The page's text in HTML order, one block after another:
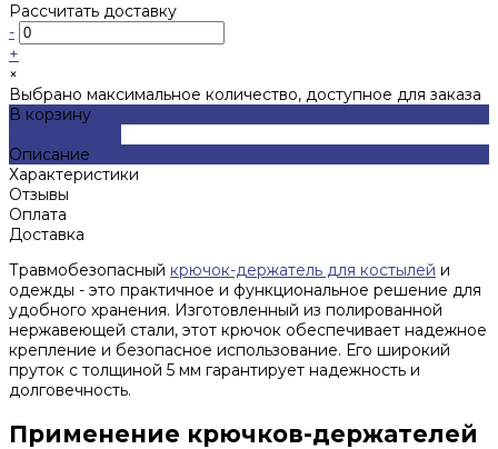
Рассчитать доставку
-
+
×
Выбрано максимальное количество, доступное для заказа
В корзину
Описание
Характеристики
Отзывы
Оплата
Доставка
Травмобезопасный крючок-держатель для костылей и
одежды - это практичное и функциональное решение для
удобного хранения. Изготовленный из полированной
нержавеющей стали, этот крючок обеспечивает надежное
крепление и безопасное использование. Его широкий
пруток с толщиной 5 мм гарантирует надежность и
долговечность.
Применение крючков-держателей